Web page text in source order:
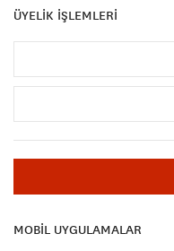
ÜYELİK İŞLEMLERİ
MOBİL UYGULAMALAR